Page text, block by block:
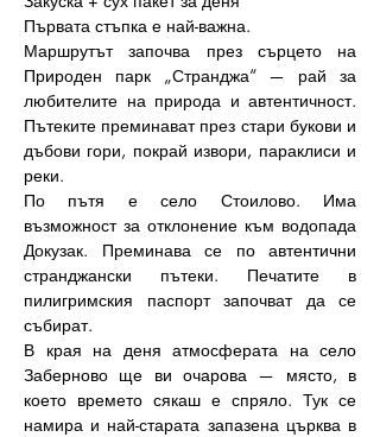
Първата стъпка е най-важна.
Маршрутът започва през сърцето на
Природен парк „Странджа“ — рай за
любителите на природа и автентичност.
Пътеките преминават през стари букови и
дъбови гори, покрай извори, параклиси и
реки.
По пътя е село Стоилово. Има
възможност за отклонение към водопада
Докузак. Преминава се по автентични
странджански пътеки. Печатите в
пилигримския паспорт започват да се
събират.
В края на деня атмосферата на село
Заберново ще ви очарова — място, в
което времето сякаш е спряло. Тук се
намира и най-старата запазена църква в